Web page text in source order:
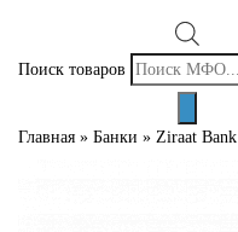
Поиск товаров
Главная » Банки » Ziraat Bank